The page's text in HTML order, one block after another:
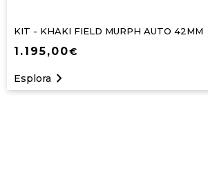
KIT - KHAKI FIELD MURPH AUTO 42MM
1.195,00€
Esplora navigate_next